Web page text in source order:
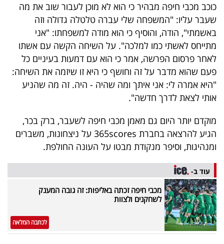
אדום
פרסמו
באייס
עקבו
אחרינו:
כוכב מכבי חיפה מבהיר כי הוא לא מוכן לעבור שוב את מה
שעבר עליו: "המשפחה שלי עברה טלטלה גדולה וזה
באשמתי", הודה, והוסיף כי הוא מודה למשפחתו: "אני
מתייחס לאשתי כמו למלכה". על השיחה הקשה עם אשתו
לאחר פרסום הפרשה, אמר כי הוא עם דמעות בעיניים כל
פעם שהוא מדבר על זה וחושף כי היא זו שיזמה את השיחה:
"היא אמרה לי: אני איתך ומה שהיה - היה. זה מה שהניע
אותי לצאת לדרך חדשה".
מוקדם יותר היום גם מאמן מכבי חיפה לשעבר, ברק בכר,
הגיע להרצאה בחברת 365scores על ניצחונות, משברים
ומנהיגות, וסיפר מנקודת מבטו על העונה החולפת.
עוד ב-
מכבי חיפה זכתה באליפות: זה גובה המענק
לשחקנים ולצוות
לכתבה המלאה